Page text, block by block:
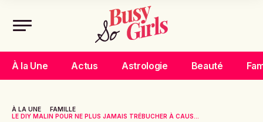
À la Une Actus Astrologie Beauté
À LA UNE
FAMILLE
LE DIY MALIN POUR NE PLUS JAMAIS TRÉBUCHER À CAUS...